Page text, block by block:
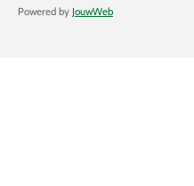
Powered by JouwWeb